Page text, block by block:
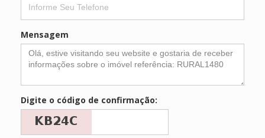
Mensagem
Digite o código de confirmação: